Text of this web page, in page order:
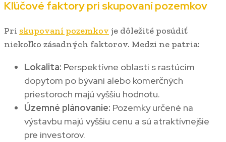
Kľúčové faktory pri skupovaní pozemkov
Pri skupovaní pozemkov je dôležité posúdiť
niekoľko zásadných faktorov. Medzi ne patria:
Lokalita: Perspektívne oblasti s rastúcim
dopytom po bývaní alebo komerčných
priestoroch majú vyššiu hodnotu.
Územné plánovanie: Pozemky určené na
výstavbu majú vyššiu cenu a sú atraktívnejšie
pre investorov.